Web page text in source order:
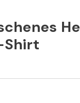
Shirt